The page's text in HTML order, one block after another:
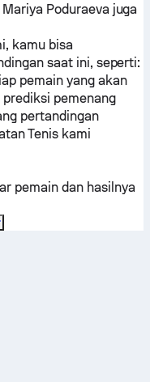
Mariya Poduraeva juga
kamu bisa
saat ini, seperti:
pemain yang akan
pemenang
pertandingan
Tenis kami
pemain dan hasilnya